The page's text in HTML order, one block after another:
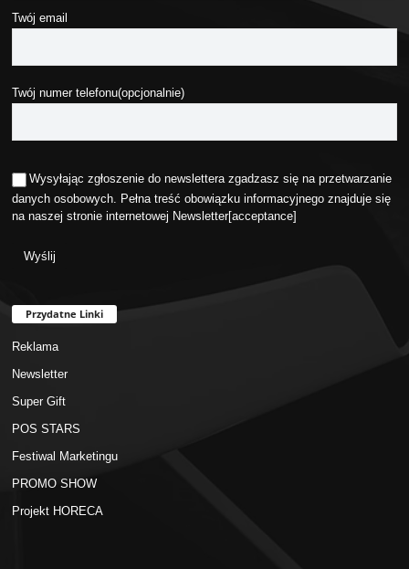
Twój email
Twój numer telefonu(opcjonalnie)
Wysyłając zgłoszenie do newslettera zgadzasz się na przetwarzanie
danych osobowych. Pełna treść obowiązku informacyjnego znajduje się
na naszej stronie internetowej Newsletter[acceptance]
Przydatne Linki
Reklama
Newsletter
Super Gift
POS STARS
Festiwal Marketingu
PROMO SHOW
Projekt HORECA